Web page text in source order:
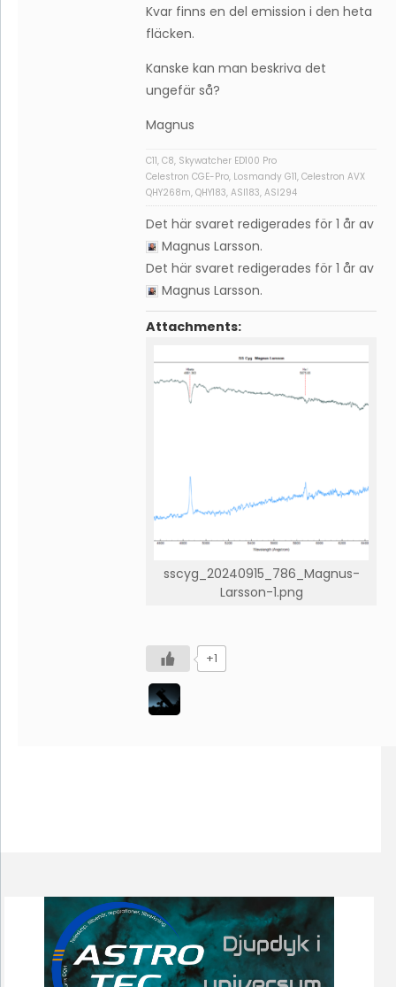
Kvar finns en del emission i den heta
fläcken.
Kanske kan man beskriva det
ungefär så?
Magnus
C11, C8, Skywatcher ED100 Pro
Celestron CGE-Pro, Losmandy G11, Celestron AVX
QHY268m, QHY183, ASI183, ASI294
Det här svaret redigerades för 1 år av
Magnus Larsson.
Det här svaret redigerades för 1 år av
Magnus Larsson.
Attachments:
sscyg_20240915_786_Magnus-
Larsson-1.png
+1